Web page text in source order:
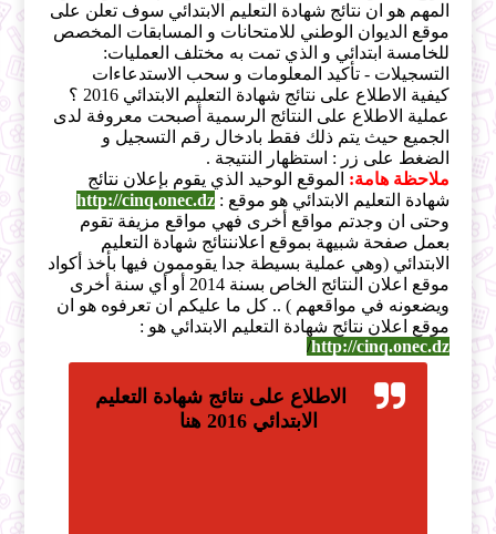
المهم هو ان نتائج شهادة التعليم الابتدائي سوف تعلن على
موقع الديوان الوطني للامتحانات و المسابقات المخصص
للخامسة ابتدائي و الذي تمت به مختلف العمليات:
التسجيلات - تأكيد المعلومات و سحب الاستدعاءات
كيفية الاطلاع على نتائج شهادة التعليم الابتدائي 2016 ؟
عملية الاطلاع على النتائج الرسمية أصبحت معروفة لدى
الجميع حيث يتم ذلك فقط بادخال رقم التسجيل و
الضغط على زر : استظهار النتيجة .
ملاحظة هامة: الموقع الوحيد الذي يقوم بإعلان نتائج
شهادة التعليم الابتدائي هو موقع :http://cinq.onec.dz
وحتى ان وجدتم مواقع أخرى فهي مواقع مزيفة تقوم
بعمل صفحة شبيهة بموقع اعلاننتائج شهادة التعليم
الابتدائي (وهي عملية بسيطة جدا يقوممون فيها بأخذ أكواد
موقع اعلان النتائج الخاص بسنة 2014 أو أي سنة أخرى
ويضعونه في مواقعهم ) .. كل ما عليكم ان تعرفوه هو ان
موقع اعلان نتائج شهادة التعليم الابتدائي هو :
http://cinq.onec.dz
/
الاطلاع على نتائج شهادة التعليم
الابتدائي 2016 هنا